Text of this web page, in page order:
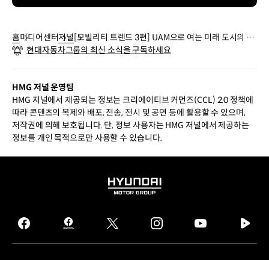
홈미디어센터저널 [모빌리티 트렌드 3편] UAM으로 여는 미래 도시의 하
늘길
현대자동차그룹의 최신 소식을 구독하세요
HMG 저널 운영팀
HMG 저널에서 제공되는 정보는 크리에이티브 커먼즈(CCL) 2.0 정책에
따라 콘텐츠의 복제와 배포, 전송, 전시 및 공연 등에 활용할 수 있으며,
저작권에 의해 보호됩니다. 단, 정보 사용자는 HMG 저널에서 제공하는
정보를 개인 목적으로만 사용할 수 있습니다.
HYUNDAI
GROUP
facebook
hmg
journal
twitter instagram
tv